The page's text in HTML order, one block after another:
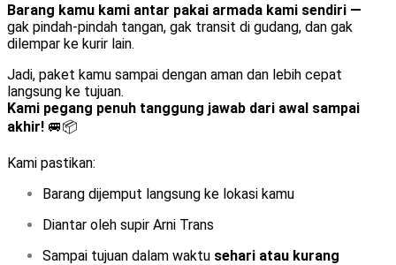
Barang kamu kami antar pakai armada kami sendiri —
gak pindah-pindah tangan, gak transit di gudang, dan gak
dilempar ke kurir lain.
Jadi, paket kamu sampai dengan aman dan lebih cepat
langsung ke tujuan.
Kami pegang penuh tanggung jawab dari awal sampai
akhir! 🚐📦
Kami pastikan:
Barang dijemput langsung ke lokasi kamu
Diantar oleh supir Arni Trans
Sampai tujuan dalam waktu sehari atau kurang